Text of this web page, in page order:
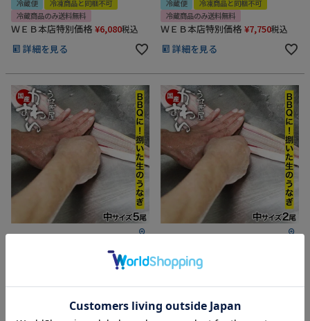
冷蔵便
冷凍商品と同梱不可
冷蔵商品のみ送料無料
ＷＥＢ本店特別価格 ¥6,080税込
詳細を見る
冷蔵便
冷凍商品と同梱不可
冷蔵商品のみ送料無料
ＷＥＢ本店特別価格 ¥7,750税込
詳細を見る
熟練の職人が捌いた生のうなぎ！
バーベキューや業務用にオススメ！
【BBQ ウナギ 鰻 生 調理済み ひらき 業
[捌いたままの生のうなぎ]
捌いた国産うなぎ 中サイズ5尾
【腹開き 業務用】
バーベキューや業務用にオススメ！
【BBQ ウナギ 鰻 生 調理済み ひらき 業
[捌いたままの生のうなぎ]
捌いた国産うなぎ 中サイズ2尾
【腹開き 業務用】
かわすいブログ
飲食店
工場見学ツアー
産地検索
お問い合わせ
お電話でのご注文・ お問い合わせはこちら
0120-59-2580
受付時間 平日10:00～17:00